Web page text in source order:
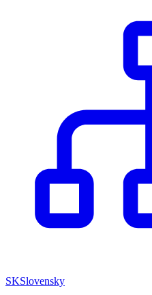
SKSlovensky